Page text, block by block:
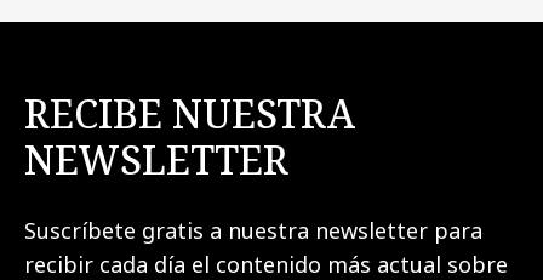
RECIBE NUESTRA
NEWSLETTER
Suscríbete gratis a nuestra newsletter para
recibir cada día el contenido más actual sobre